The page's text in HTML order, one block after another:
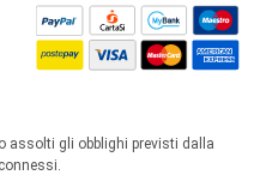
assolti gli obblighi previsti dalla